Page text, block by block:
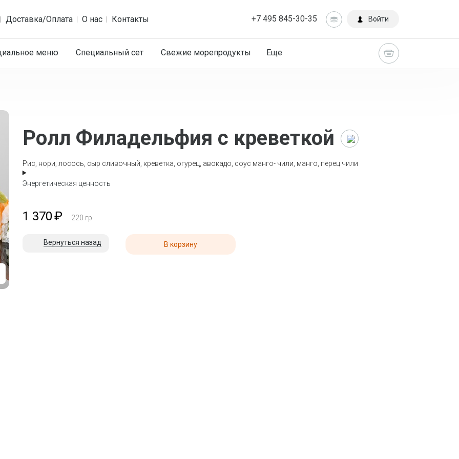
Доставка/Оплата О нас Контакты +7 495 845-30-35 Войти
меню Специальный сет Cвежие морепродукты Еще
Ролл Филадельфия с креветкой
Рис, нори, лосось, сыр сливочный, креветка, огурец, авокадо, соус манго- чили, манго, перец чили
Энергетическая ценность
1 370₽ 220 гр.
Вернуться назад В корзину